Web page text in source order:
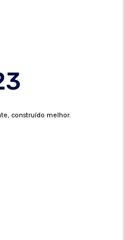
construído melhor.